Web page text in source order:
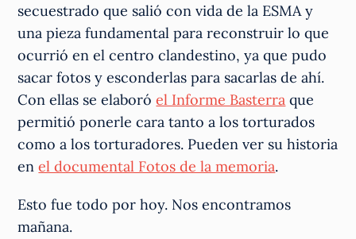
secuestrado que salió con vida de la ESMA y
una pieza fundamental para reconstruir lo que
ocurrió en el centro clandestino, ya que pudo
sacar fotos y esconderlas para sacarlas de ahí.
Con ellas se elaboróel Informe Basterra que
permitió ponerle cara tanto a los torturados
como a los torturadores. Pueden ver su historia
enel documental Fotos de la memoria.
Esto fue todo por hoy. Nos encontramos
mañana.